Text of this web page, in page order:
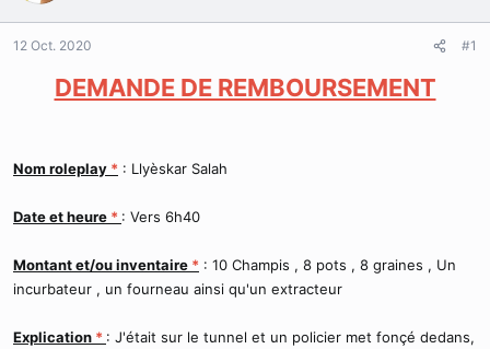
c
s
o
n
12 Oct. 2020 #1
DEMANDE DE REMBOURSEMENT
Nom roleplay * : Llyèskar Salah
Date et heure * : Vers 6h40
Montant et/ou inventaire * : 10 Champis , 8 pots , 8 graines , Un
incurbateur , un fourneau ainsi qu'un extracteur
Explication * : J'était sur le tunnel et un policier met fonçé dedans,